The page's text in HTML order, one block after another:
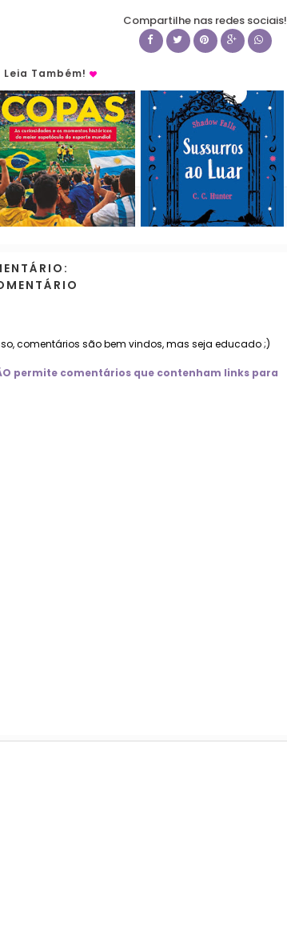
Compartilhe nas redes sociais!
Também!
comentários são bem vindos, mas seja educado ;)
permite comentários que contenham links para